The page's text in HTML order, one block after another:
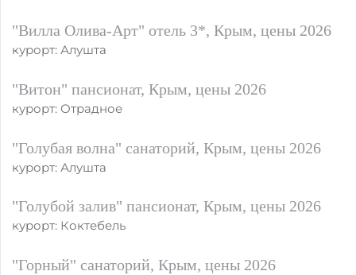
"Вилла Олива-Арт" отель 3*, Крым, цены 2026
курорт: Алушта
"Витон" пансионат, Крым, цены 2026
курорт: Отрадное
"Голубая волна" санаторий, Крым, цены 2026
курорт: Алушта
"Голубой залив" пансионат, Крым, цены 2026
курорт: Коктебель
"Горный" санаторий, Крым, цены 2026